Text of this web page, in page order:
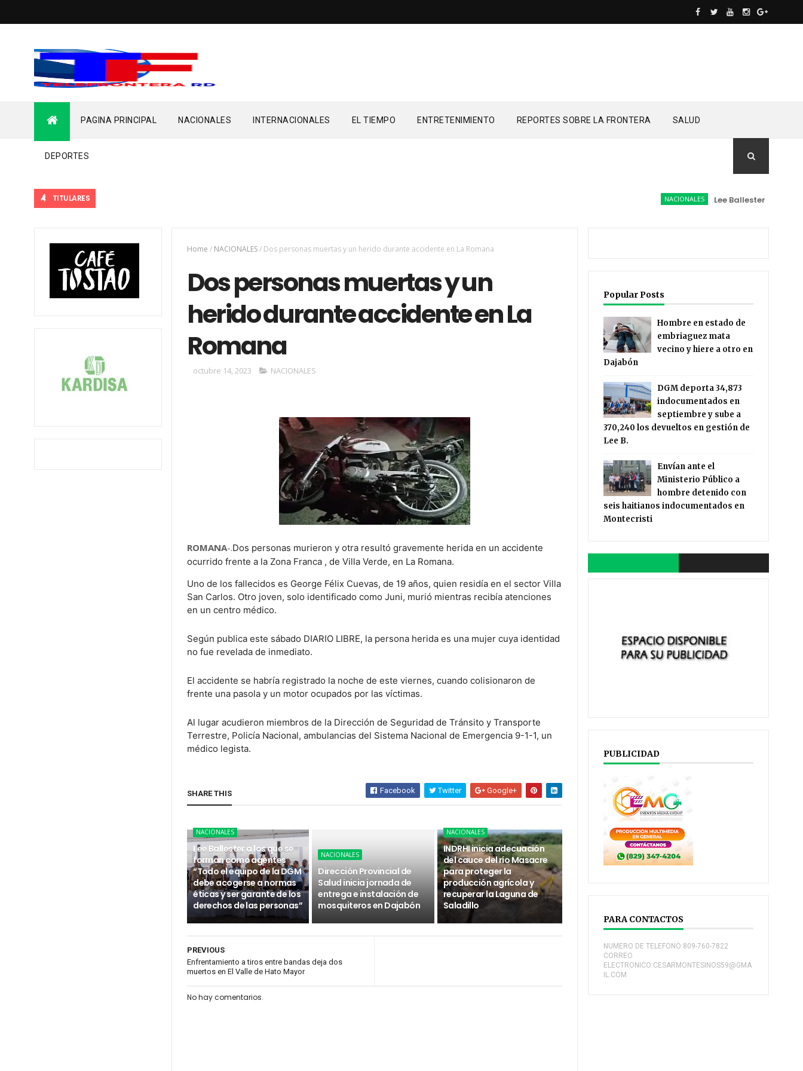
PAGINA PRINCIPAL NACIONALES INTERNACIONALES EL TIEMPO ENTRETENIMIENTO REPORTES SOBRE LA FRONTERA SALUD
DEPORTES
TITULARES NACIONALES Lee Ballester a los que
Home / NACIONALES/ Dos personas muertas y un herido durante accidente en La Romana
Dos personas muertas y un
herido durante accidente en La
Romana
octubre 14, 2023 NACIONALES
ROMANA-.Dos personas murieron y otra resultó gravemente herida en un accidente
ocurrido frente a la Zona Franca , de Villa Verde, en La Romana.
Uno de los fallecidos es George Félix Cuevas, de 19 años, quien residía en el sector Villa
San Carlos. Otro joven, solo identificado como Juni, murió mientras recibía atenciones
en un centro médico.
Según publica este sábado DIARIO LIBRE, la persona herida es una mujer cuya identidad
no fue revelada de inmediato.
El accidente se habría registrado la noche de este viernes, cuando colisionaron de
frente una pasola y un motor ocupados por las víctimas.
Al lugar acudieron miembros de la Dirección de Seguridad de Tránsito y Transporte
Terrestre, Policía Nacional, ambulancias del Sistema Nacional de Emergencia 9-1-1, un
médico legista.
SHARE THIS Facebook Twitter Google+
NACIONALES
Lee Ballester a los que se
forman como agentes
“Todo el equipo de la DGM
debe acogerse a normas
éticas y ser garante de los
derechos de las personas”
NACIONALES
Dirección Provincial de
Salud inicia jornada de
entrega e instalación de
mosquiteros en Dajabón
NACIONALES
INDRHI inicia adecuación
del cauce del río Masacre
para proteger la
producción agrícola y
recuperar la Laguna de
Saladillo
PREVIOUS
Enfrentamiento a tiros entre bandas deja dos
muertos en El Valle de Hato Mayor
No hay comentarios.
Popular Posts
Hombre en estado de
embriaguez mata
vecino y hiere a otro en
Dajabón
DGM deporta 34,873
indocumentados en
septiembre y sube a
370,240 los devueltos en gestión de
Lee B.
Envían ante el
Ministerio Público a
hombre detenido con
seis haitianos indocumentados en
Montecristi
PUBLICIDAD
PARA CONTACTOS
NUMERO DE TELEFONO:809-760-7822
CORREO
ELECTRONICO:CESARMONTESINOS59@GMA
IL.COM